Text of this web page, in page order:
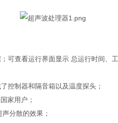
可查看运行界面显示 总运行时间、
控制器和隔音箱以及温度探头；
家用户；
分散的效果；